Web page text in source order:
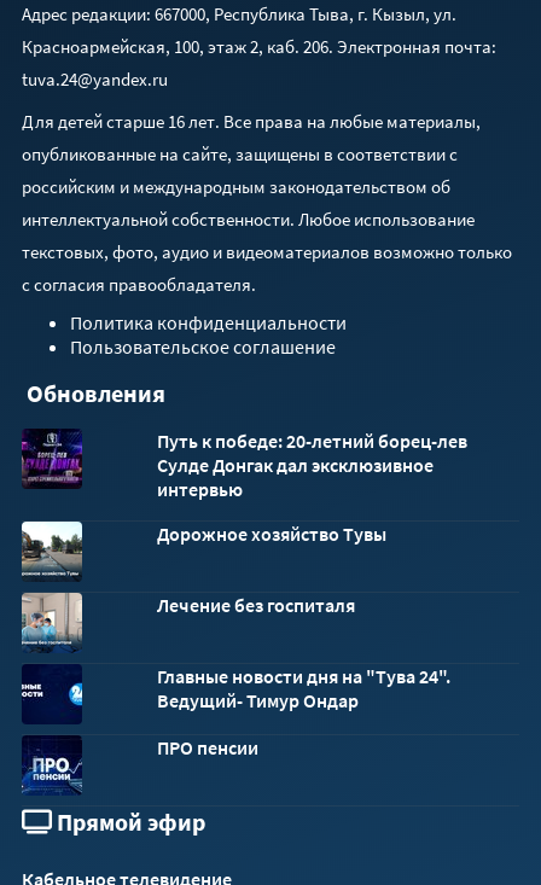
Адрес редакции: 667000, Республика Тыва, г. Кызыл, ул.
Красноармейская, 100, этаж 2, каб. 206. Электронная почта:
tuva.24@yandex.ru
Для детей старше 16 лет. Все права на любые материалы,
опубликованные на сайте, защищены в соответствии с
российским и международным законодательством об
интеллектуальной собственности. Любое использование
текстовых, фото, аудио и видеоматериалов возможно только
с согласия правообладателя.
Политика конфиденциальности
Пользовательское соглашение
Обновления
Путь к победе: 20-летний борец-лев
Сулде Донгак дал эксклюзивное
интервью
Дорожное хозяйство Тувы
Лечение без госпиталя
Главные новости дня на "Тува 24".
Ведущий- Тимур Ондар
ПРО пенсии
Прямой эфир
Кабельное телевидение